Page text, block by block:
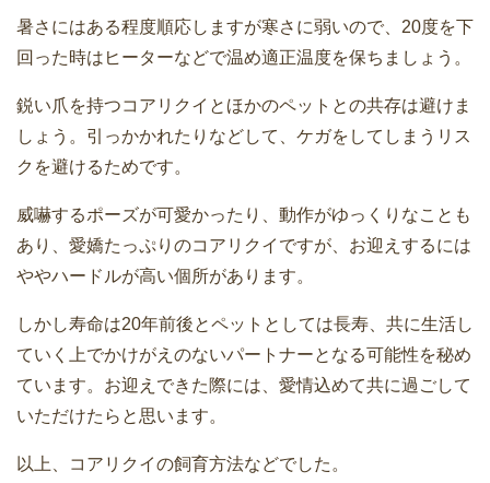
暑さにはある程度順応しますが寒さに弱いので、20度を下
回った時はヒーターなどで温め適正温度を保ちましょう。
鋭い爪を持つコアリクイとほかのペットとの共存は避けま
しょう。引っかかれたりなどして、ケガをしてしまうリス
クを避けるためです。
威嚇するポーズが可愛かったり、動作がゆっくりなことも
あり、愛嬌たっぷりのコアリクイですが、お迎えするには
ややハードルが高い個所があります。
しかし寿命は20年前後とペットとしては長寿、共に生活し
ていく上でかけがえのないパートナーとなる可能性を秘め
ています。お迎えできた際には、愛情込めて共に過ごして
いただけたらと思います。
以上、コアリクイの飼育方法などでした。